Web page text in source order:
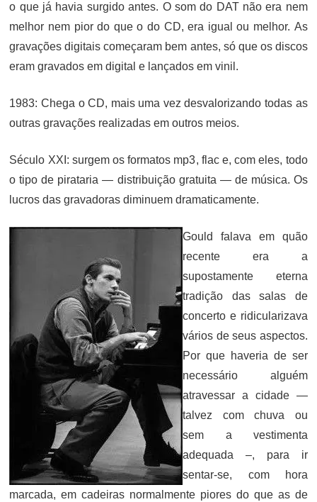
o que já havia surgido antes. O som do DAT não era nem
melhor nem pior do que o do CD, era igual ou melhor. As
gravações digitais começaram bem antes, só que os discos
eram gravados em digital e lançados em vinil.
1983: Chega o CD, mais uma vez desvalorizando todas as
outras gravações realizadas em outros meios.
Século XXI: surgem os formatos mp3, flac e, com eles, todo
o tipo de pirataria — distribuição gratuita — de música. Os
lucros das gravadoras diminuem dramaticamente.
Gould falava em quão
recente era a
supostamente eterna
tradição das salas de
concerto e ridicularizava
vários de seus aspectos.
Por que haveria de ser
necessário alguém
atravessar a cidade —
talvez com chuva ou
sem a vestimenta
adequada –, para ir
sentar-se, com hora
marcada, em cadeiras normalmente piores do que as de